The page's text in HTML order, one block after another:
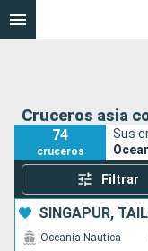
Cruceros asia
74
cruceros
Sus
Filtrar
Oceania Nautica